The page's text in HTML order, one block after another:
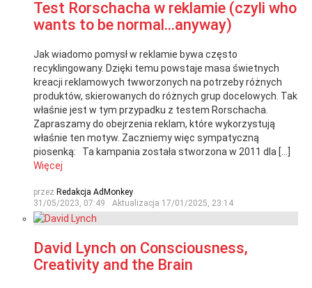
Test Rorschacha w reklamie (czyli who
wants to be normal…anyway)
Jak wiadomo pomysł w reklamie bywa często
recyklingowany. Dzięki temu powstaje masa świetnych
kreacji reklamowych twworzonych na potrzeby różnych
produktów, skierowanych do różnych grup docelowych. Tak
właśnie jest w tym przypadku z testem Rorschacha.
Zapraszamy do obejrzenia reklam, które wykorzystują
właśnie ten motyw. Zaczniemy więc sympatyczną
piosenką: Ta kampania została stworzona w 2011 dla […]
Więcej
przez Redakcja AdMonkey
31/05/2023, 07:49
Aktualizacja 17/01/2025, 23:14
David Lynch on Consciousness,
Creativity and the Brain